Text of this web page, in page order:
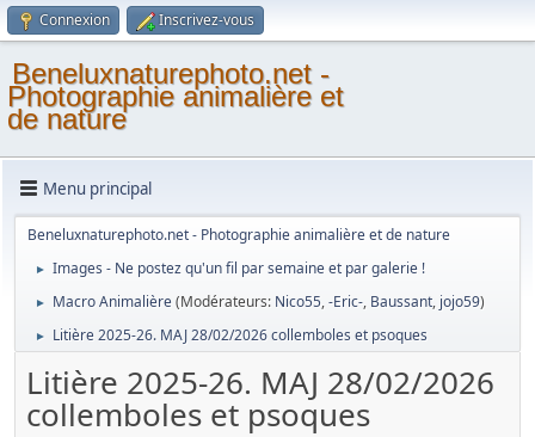
Connexion Inscrivez-vous
Beneluxnaturephoto.net -
Photographie animalière et
de nature
Menu principal
Beneluxnaturephoto.net - Photographie animalière et de nature
► Images - Ne postez qu'un fil par semaine et par galerie !
► Macro Animalière(Modérateurs: Nico55,-Eric-, Baussant, jojo59)
► Litière 2025-26. MAJ 28/02/2026 collemboles et psoques
Litière 2025-26. MAJ 28/02/2026
collemboles et psoques